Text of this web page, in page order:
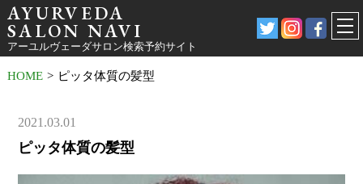
AYURVEDA
SALON NAVI
アーユルヴェーダサロン検索予約サイト
HOME > ピッタ体質の髪型
2021.03.01
ピッタ体質の髪型